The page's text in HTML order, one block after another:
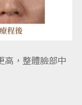
高，整體臉部中